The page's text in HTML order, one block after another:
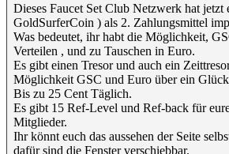
Dieses Faucet Set Club Netzwerk hat jetzt
GoldSurferCoin ) als 2. Zahlungsmittel
Was bedeutet, ihr habt die Möglichkeit,
Verteilen , und zu Tauschen in Euro.
Es gibt einen Tresor und auch ein
Möglichkeit GSC und Euro über ein
Bis zu 25 Cent Täglich.
Es gibt 15 Ref-Level und Ref-back für
Mitglieder.
Ihr könnt euch das aussehen der Seite
dafür sind die Fenster verschiebbar.